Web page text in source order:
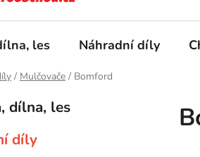
les Náhradní díly
/ Mulčovače / Bomford
dílna, les
díly